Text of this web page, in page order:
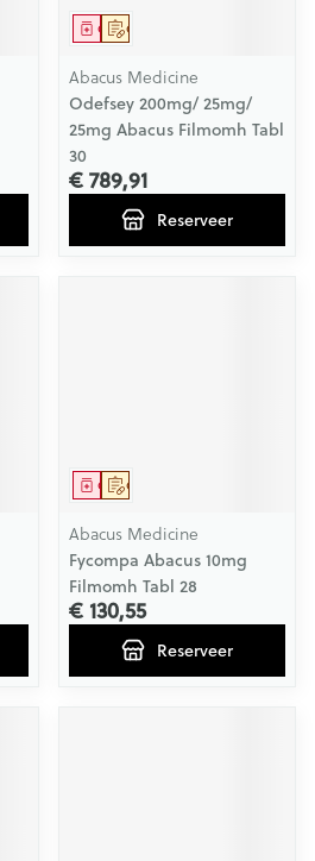
Op voorschrift
Geneesmiddel
Abacus Medicine
Odefsey 200mg/ 25mg/
25mg Abacus Filmomh Tabl
30
€ 789,91
Reserveer
Op voorschrift
Geneesmiddel
Abacus Medicine
Fycompa Abacus 10mg
Filmomh Tabl 28
€ 130,55
Reserveer